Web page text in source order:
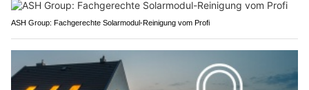
ASH Group: Fachgerechte Solarmodul-Reinigung vom Profi